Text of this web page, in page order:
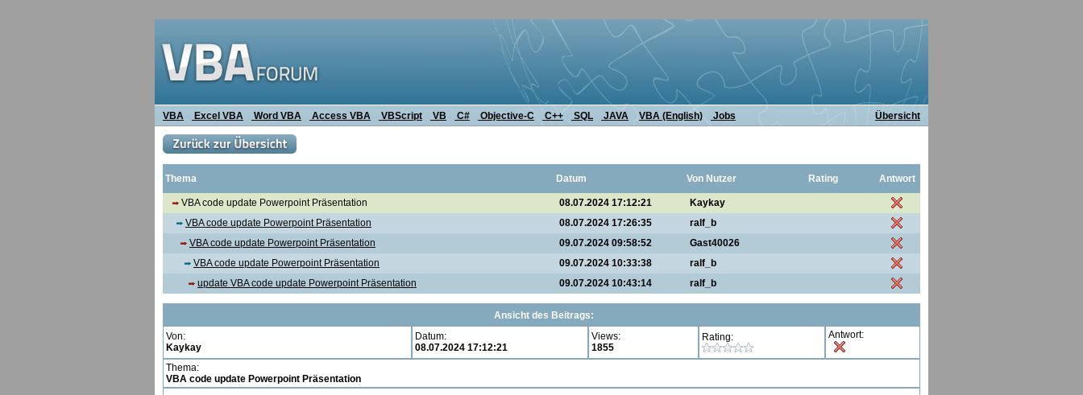
VBA Excel VBA Word VBA Access VBA VBScript VB C# Objective-C C++ SQL JAVA VBA (English) Jobs Übersicht
Thema Datum Von Nutzer Rating Antwort
VBA code update Powerpoint Präsentation 08.07.2024 17:12:21
Kaykay
VBA code update Powerpoint Präsentation
08.07.2024 17:26:35
ralf_b
VBA code update Powerpoint Präsentation
09.07.2024 09:58:52
Gast40026
VBA code update Powerpoint Präsentation
09.07.2024 10:33:38
ralf_b
update VBA code update Powerpoint Präsentation
09.07.2024 10:43:14 ralf_b
Ansicht des Beitrags:
Von:
Kaykay
Datum:
08.07.2024 17:12:21
Views:
1855
Rating: Antwort:
Thema:
VBA code update Powerpoint Präsentation